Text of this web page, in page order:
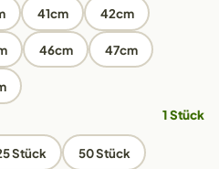
41cm 42cm
46cm 47cm
1 Stück
Stück 50 Stück